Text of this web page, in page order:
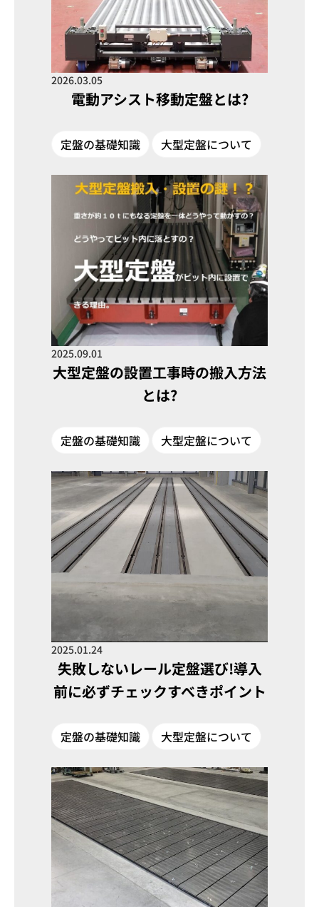
2026.03.05
電動アシスト移動定盤とは?
定盤の基礎知識 大型定盤について
2025.09.01
大型定盤の設置工事時の搬入方法
とは?
定盤の基礎知識 大型定盤について
2025.01.24
失敗しないレール定盤選び!導入
前に必ずチェックすべきポイント
定盤の基礎知識 大型定盤について